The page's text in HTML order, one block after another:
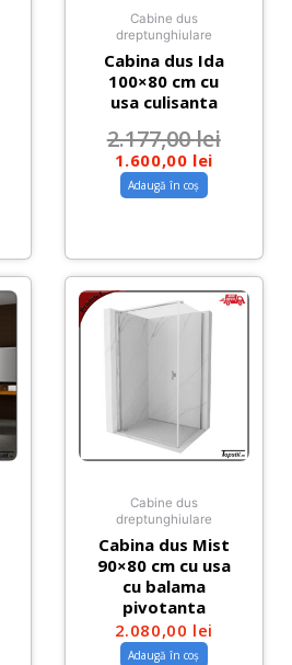
Cabine dus
dreptunghiulare
Cabina dus Ida
100×80 cm cu
usa culisanta
2.177,00lei
1.600,00 lei
Adaugă în coș
Cabine dus
dreptunghiulare
Cabina dus Mist
90×80 cm cu usa
cu balama
pivotanta
2.080,00 lei
Adaugă în coș